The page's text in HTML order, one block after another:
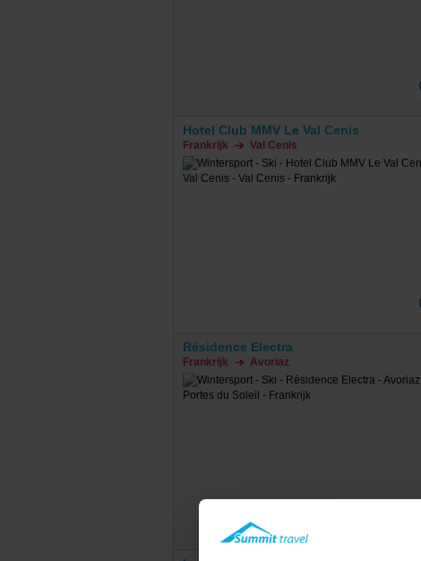
Hotel Club MMV Le Val Cenis
Frankrijk Val Cenis
Résidence Electra
Frankrijk Avoriaz